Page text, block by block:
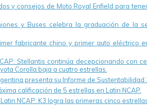
y consejos de Moto Royal Enfield para
y Buses celebra la graduación de la
fabricante chino y primer auto eléctrico
Stellantis continúa decepcionando con
Corolla baja a cuatro estrellas.
presenta su Informe de Sustentabilidad
calificación de 5 estrellas en Latin NCAP.
NCAP: K3 logra las primeras cinco